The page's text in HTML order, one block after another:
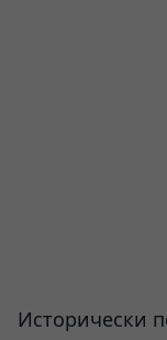
Исторически